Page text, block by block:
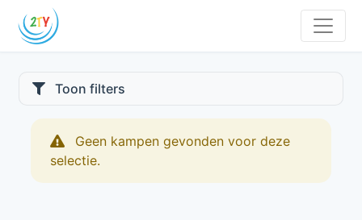
Toon filters
Geen kampen gevonden voor deze
selectie.